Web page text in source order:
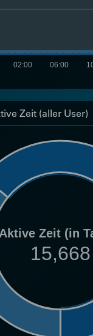
06:00
02:00
Zeit (aller User)
Aktive Zeit (in
15,668